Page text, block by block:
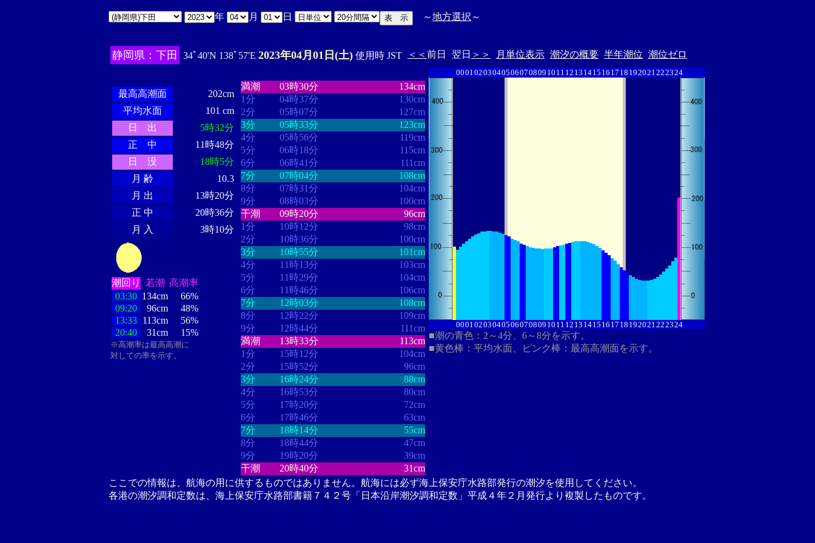
年 月 日 ～地方選択 ～
静岡県：下田 34ﾟ40'N 138ﾟ57'E 2023年04月01日(土) 使用時 JST ＜＜ 前日 翌日 ＞＞ 月単位表示 潮汐の概要 半年潮位 潮位ゼロ
最高高潮面
202cm
平均水面
101 cm
日 出
5時32分
正 中
11時48分
日 没
18時5分
月 齢
10.3
月 出
13時20分
正 中
20時36分
月 入
3時10分
潮回り 若潮 高潮率
03:30 134cm
66%
09:20
96cm
48%
13:33 113cm
56%
20:40
31cm 15%
※高潮率は最高高潮に
対しての率を示す。
満潮
03時30分
134cm
1分
04時37分
130cm
2分
05時07分
127cm
3分
05時33分
123cm
4分
05時56分
119cm
5分
06時18分
115cm
6分
06時41分
111cm
7分
07時04分
108cm
8分
07時31分
104cm
9分
08時03分
100cm
干潮
09時20分
96cm
1分
10時12分
98cm
2分
10時36分
100cm
3分
10時55分
101cm
4分
11時13分
103cm
5分
11時29分
104cm
6分
11時46分
106cm
7分
12時03分
108cm
8分
12時22分
109cm
9分
12時44分
111cm
満潮
13時33分
113cm
1分
15時12分
104cm
2分
15時52分
96cm
3分
16時24分
88cm
4分
16時53分
80cm
5分
17時20分
72cm
6分
17時46分
63cm
7分
18時14分
55cm
8分
18時44分
47cm
9分
19時20分
39cm
干潮
20時40分 31cm
00010203040506070809 10 11 12 13 1415 16 17 18 192021222324
00010203040506070809 10 11 12 13 1415 16 17 18 192021222324
■潮の青色：2～4分、6～8分を示す。
■黄色棒：平均水面、ピンク棒：最高高潮面を示す。
ここでの情報は、航海の用に供するものではありません。航海には必ず海上保安庁水路部発行の潮汐を使用してください。
各港の潮汐調和定数は、海上保安庁水路部書籍７４２号「日本沿岸潮汐調和定数」平成４年２月発行より複製したものです。